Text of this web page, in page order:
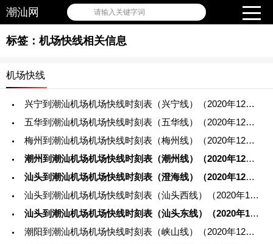
潮汕网 请输入关键字词
标签：机场快线相关信息
机场快线
兴宁到潮汕机场机场快线时刻表（兴宁线）（2020年12月14日起执行）
五华到潮汕机场机场快线时刻表（五华线）（2020年12月14日起执行）
梅州到潮汕机场机场快线时刻表（梅州线）（2020年12月14日起执行）
潮州到潮汕机场机场快线时刻表（潮州线）（2020年12月14日起执行）
汕头到潮汕机场机场快线时刻表（澄海线）（2020年12月14日起执行）
汕头到潮汕机场机场快线时刻表（汕头西线）（2020年12月14日起执行）
汕头到潮汕机场机场快线时刻表（汕头东线）（2020年12月14日起执行）
潮阳到潮汕机场机场快线时刻表（峡山线）（2020年12月14日起执行）